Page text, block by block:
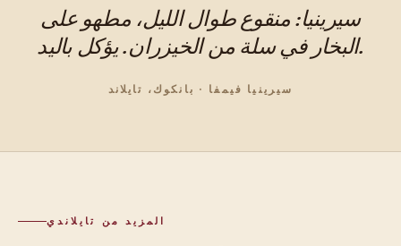
سيرينيا: منقوع طوال الليل، مطهو على
البخار في سلة من الخيزران. يؤكل باليد.
سيرينيا فيمفا · بانكوك، تايلاند
المزيد من تايلاندي